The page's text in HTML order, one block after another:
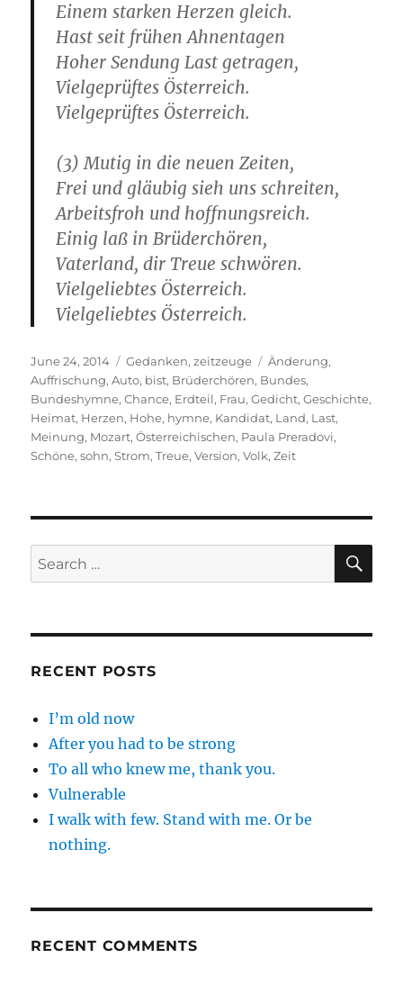
Einem starken Herzen gleich.
Hast seit frühen Ahnentagen
Hoher Sendung Last getragen,
Vielgeprüftes Österreich.
Vielgeprüftes Österreich.
(3) Mutig in die neuen Zeiten,
Frei und gläubig sieh uns schreiten,
Arbeitsfroh und hoffnungsreich.
Einig laß in Brüderchören,
Vaterland, dir Treue schwören.
Vielgeliebtes Österreich.
Vielgeliebtes Österreich.
Posted
on
June 24, 2014 Categories
Gedanken,zeitzeuge Tags
Änderung,
Auffrischung,Auto, bist, Brüderchören, Bundes,
Bundeshymne,Chance, Erdteil, Frau,Gedicht,Geschichte,
Heimat, Herzen, Hohe, hymne, Kandidat, Land, Last,
Meinung, Mozart,Österreichischen, Paula Preradovi,
Schöne,sohn,Strom,Treue,Version,Volk,Zeit
Search
for:
RECENT POSTS
I’m old now
After you had to be strong
To all who knew me, thank you.
Vulnerable
I walk with few. Stand with me. Or be
nothing.
RECENT COMMENTS